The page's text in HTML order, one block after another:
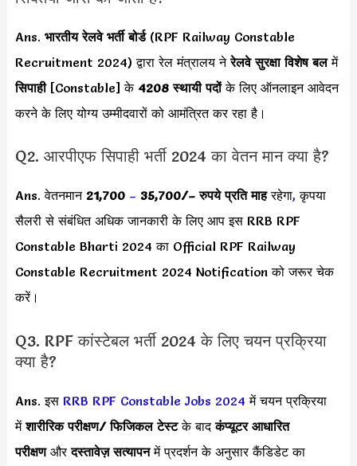
Ans. भारतीय रेलवे भर्ती बोर्ड(RPF Railway Constable
Recruitment 2024) द्वारा रेल मंत्रालय नेरेलवे सुरक्षा विशेष बलमें
सिपाही[Constable] के 4208 स्थायी पदोंके लिए ऑनलाइन आवेदन
करने के लिए योग्य उम्मीदवारों को आमंत्रित कर रहा है।
Q2. आरपीएफ सिपाही भर्ती 2024 का वेतन मान क्या है?
Ans. वेतनमान 21,700 – 35,700/– रुपये प्रति माहरहेगा, कृपया
सैलरी से संबंधित अधिक जानकारी के लिए आप इस RRB RPF
Constable Bharti 2024 का Official RPF Railway
Constable Recruitment 2024 Notification को जरूर चेक
करें।
Q3. RPF कांस्टेबल भर्ती 2024 के लिए चयन प्रक्रिया
क्या है?
Ans. इस RRB RPF Constable Jobs 2024 में चयन प्रक्रिया
मेंशारीरिक परीक्षण/फिजिकल टेस्ट के बादकंप्यूटर आधारित
परीक्षण औरदस्तावेज़ सत्यापन में प्रदर्शन के अनुसार कैंडिडेट का